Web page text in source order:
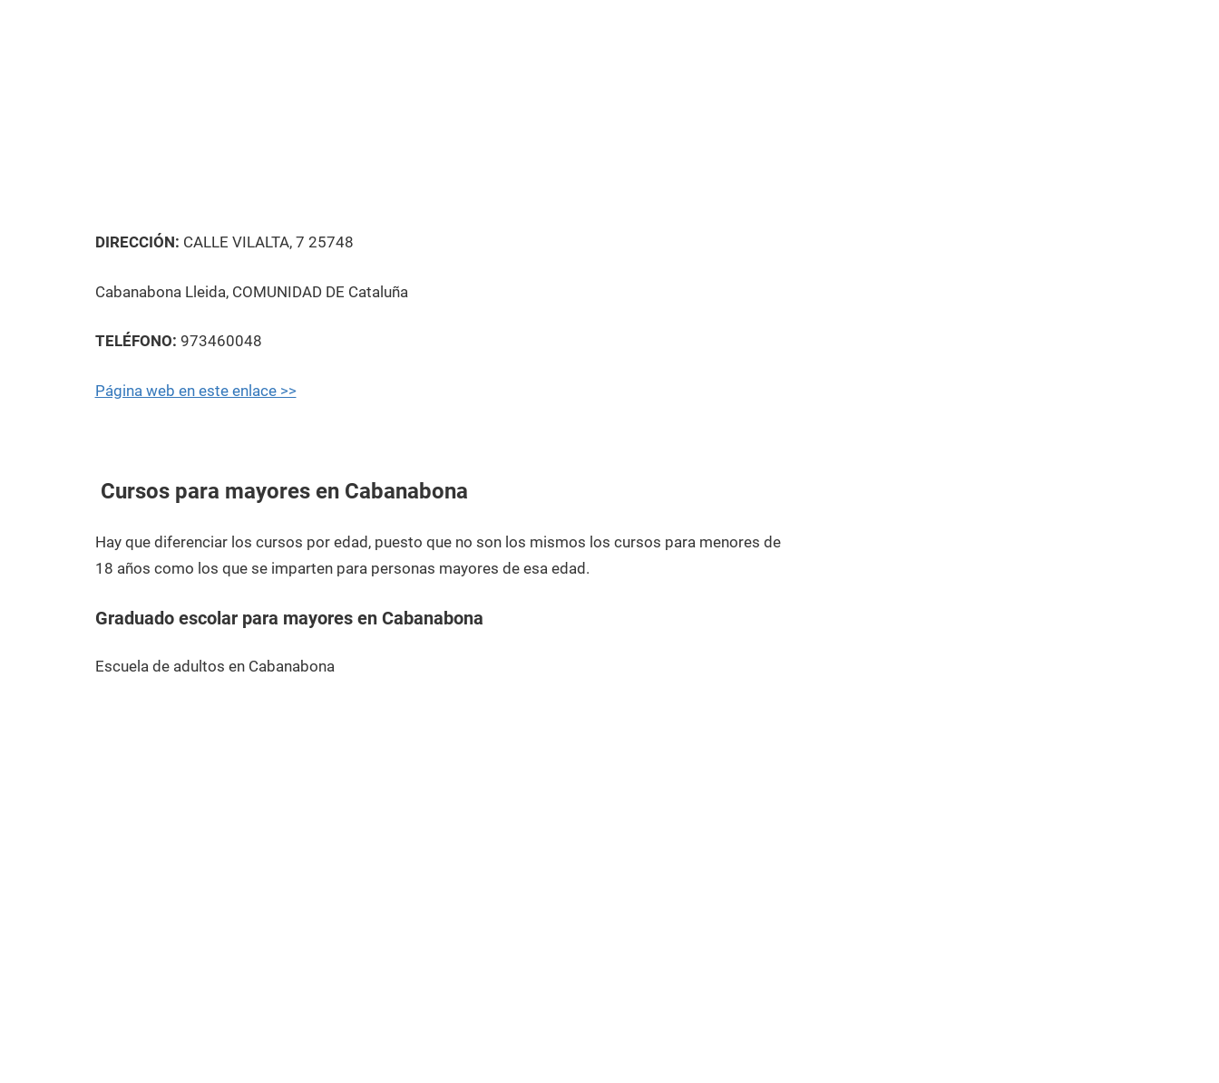
DIRECCIÓN: CALLE VILALTA, 7 25748
Cabanabona Lleida, COMUNIDAD DE Cataluña
TELÉFONO: 973460048
Página web en este enlace >>
Cursos para mayores en Cabanabona
Hay que diferenciar los cursos por edad, puesto que no son los mismos los cursos para menores de
18 años como los que se imparten para personas mayores de esa edad.
Graduado escolar para mayores en Cabanabona
Escuela de adultos en Cabanabona